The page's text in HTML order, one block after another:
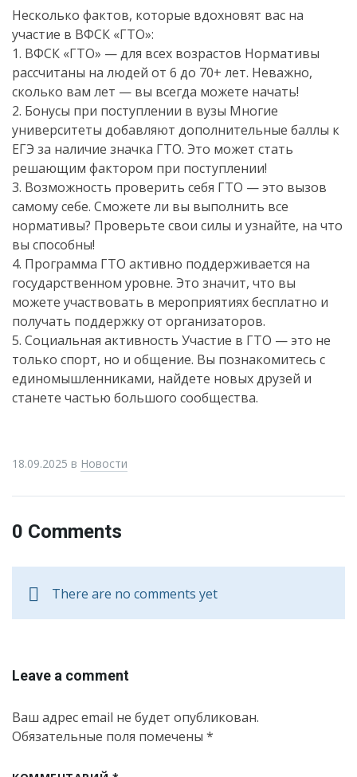
Несколько фактов, которые вдохновят вас на
участие в ВФСК «ГТО»:
1. ВФСК «ГТО» — для всех возрастов Нормативы
рассчитаны на людей от 6 до 70+ лет. Неважно,
сколько вам лет — вы всегда можете начать!
2. Бонусы при поступлении в вузы Многие
университеты добавляют дополнительные баллы к
ЕГЭ за наличие значка ГТО. Это может стать
решающим фактором при поступлении!
3. Возможность проверить себя ГТО — это вызов
самому себе. Сможете ли вы выполнить все
нормативы? Проверьте свои силы и узнайте, на что
вы способны!
4. Программа ГТО активно поддерживается на
государственном уровне. Это значит, что вы
можете участвовать в мероприятиях бесплатно и
получать поддержку от организаторов.
5. Социальная активность Участие в ГТО — это не
только спорт, но и общение. Вы познакомитесь с
единомышленниками, найдете новых друзей и
станете частью большого сообщества.
18.09.2025 в Новости
0 Comments
There are no comments yet
Leave a comment
Ваш адрес email не будет опубликован.
Обязательные поля помечены *